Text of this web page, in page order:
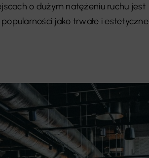
o dużym natężeniu ruchu jest
jako trwałe i estetyczne